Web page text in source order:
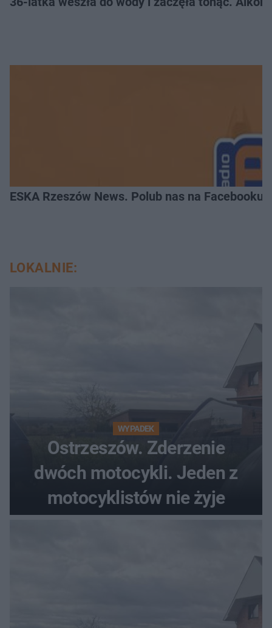
ESKA Rzeszów News. Polub nas na Facebooku!
LOKALNIE:
WYPADEK
Ostrzeszów. Zderzenie
dwóch motocykli. Jeden z
motocyklistów nie żyje